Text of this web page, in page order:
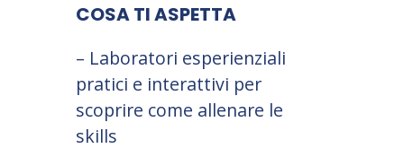
COSA TI ASPETTA
– Laboratori esperienziali
pratici e interattivi per
scoprire come allenare le
skills